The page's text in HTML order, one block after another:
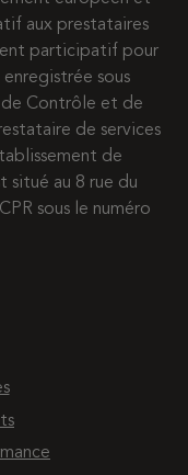
aux prestataires
participatif pour
enregistrée sous
de Contrôle et de
de services
de
situé au 8 rue du
sous le numéro